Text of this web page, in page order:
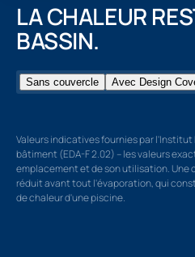
LA CHALEUR
BASSIN.
Sans couvercle Avec Design
Valeurs indicatives fournies par l'Institut
bâtiment (EDA-F 2.02) – les valeurs
emplacement et de son utilisation. Une
réduit avant tout l'évaporation, qui
de chaleur d'une piscine.